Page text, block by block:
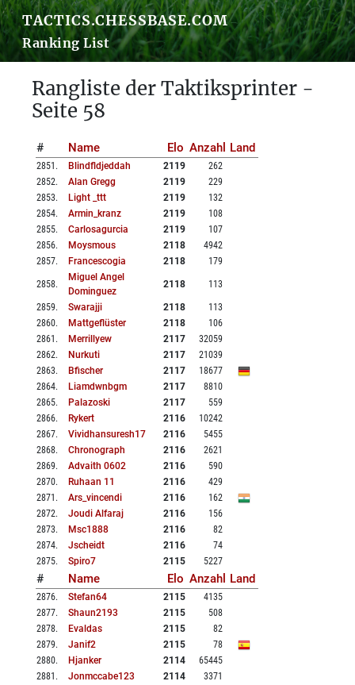
TACTICS.CHESSBASE.COM
Ranking List
Rangliste der Taktiksprinter -
Seite 58
# Name Elo Anzahl Land
2851 . Blindfldjeddah 2119
262
2852. Alan Gregg 2119
229
2853. Light _ttt 2119
132
2854. Armin_kranz 2119
108
2855. Carlosagurcia 2119
107
2856. Moysmous 2118
4942
2857. Francescogia 2118 179
2858.
Miguel Angel
Dominguez
2118 113
2859. Swarajji 2118
113
2860. Mattgeflüster 2118
106
2861 . Merrillyew 2117
32059
2862. Nurkuti 2117
21039
2863. Bfischer 2117
18677
2864. Liamdwnbgm 2117
8810
2865. Palazoski 2117
559
2866. Rykert 2116
10242
2867. Vividhansuresh17 2116
5455
2868. Chronograph 2116
2621
2869. Advaith 0602 2116
590
2870. Ruhaan 11 2116
429
2871 . Ars_vincendi 2116
162
2872. Joudi Alfaraj 2116
156
2873. Msc1888 2116
82
2874. Jscheidt 2116
74
2875. Spiro7 2115 5227
# Name Elo Anzahl Land
2876. Stefan64 2115
4135
2877. Shaun2193 2115
508
2878. Evaldas 2115
82
2879. Janif2 2115
78
2880. Hjanker 2114
65445
2881 . Jonmccabe123 2114
3371